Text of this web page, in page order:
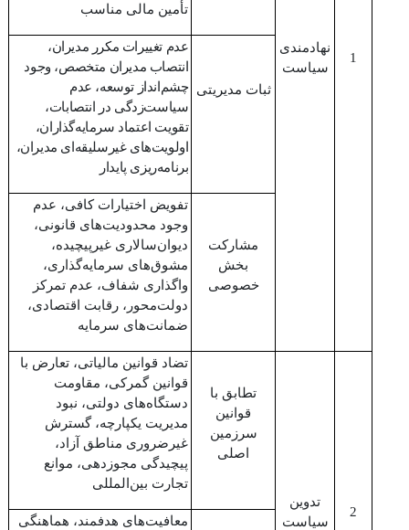
1
نهادمندی
سیاست
تأمین مالی مناسب
ثبات مدیریتی
عدم تغییرات مکرر مدیران،
انتصاب مدیران متخصص، وجود
چشم‌‌انداز توسعه، عدم
سیاست‌زدگی در انتصابات،
تقویت اعتماد سرمایه‌گذاران،
اولویت‌های غیرسلیقه‌ای مدیران،
برنامه‌ریزی پایدار
مشارکت
بخش
خصوصی
تفویض اختیارات کافی، عدم
وجود محدودیت‌های قانونی،
دیوان‌سالاری غیرپیچیده،
مشوق‌های سرمایه‌گذاری،
واگذاری شفاف، عدم تمرکز
دولت‌‌محور، رقابت اقتصادی،
ضمانت‌های سرمایه
2
تدوین
سیاست
تطابق با
قوانین
سرزمین
اصلی
تضاد قوانین مالیاتی، تعارض با
قوانین گمرکی، مقاومت
دستگاه‌های دولتی، نبود
مدیریت یکپارچه، گسترش
غیرضروری مناطق آزاد،
پیچیدگی مجوزدهی، موانع
تجارت بین‌‌المللی
معافیت‌های هدفمند، هماهنگی